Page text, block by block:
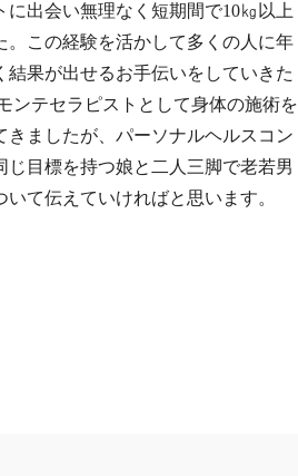
に出会い無理なく短期間で10㎏以上
。この経験を活かして多くの人に年
結果が出せるお手伝いをしていきた
ンテセラピストとして身体の施術を
きましたが、パーソナルヘルスコン
じ目標を持つ娘と二人三脚で老若男
て伝えていければと思います。